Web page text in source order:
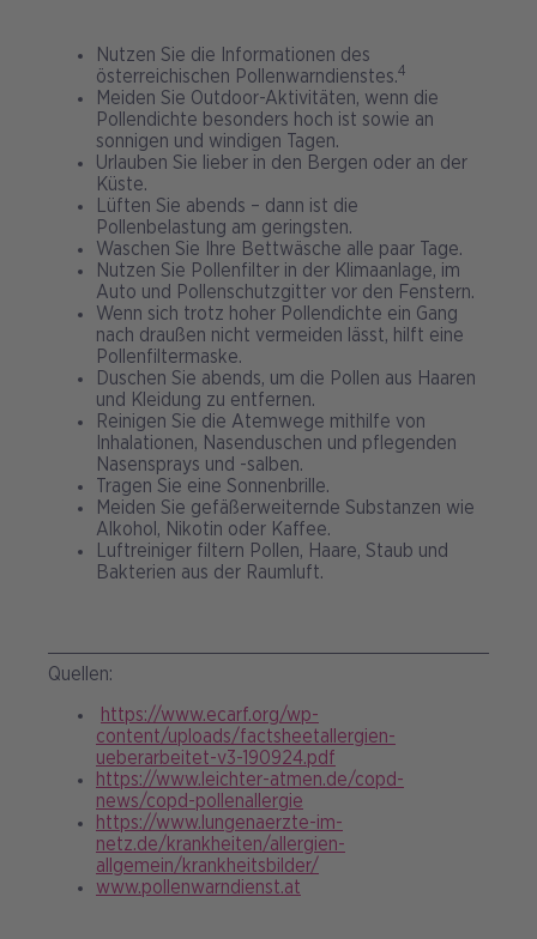
Nutzen Sie die Informationen des
österreichischen Pollenwarndienstes.4
Meiden Sie Outdoor-Aktivitäten, wenn die
Pollendichte besonders hoch ist sowie an
sonnigen und windigen Tagen.
Urlauben Sie lieber in den Bergen oder an der
Küste.
Lüften Sie abends – dann ist die
Pollenbelastung am geringsten.
Waschen Sie Ihre Bettwäsche alle paar Tage.
Nutzen Sie Pollenfilter in der Klimaanlage, im
Auto und Pollenschutzgitter vor den Fenstern.
Wenn sich trotz hoher Pollendichte ein Gang
nach draußen nicht vermeiden lässt, hilft eine
Pollenfiltermaske.
Duschen Sie abends, um die Pollen aus Haaren
und Kleidung zu entfernen.
Reinigen Sie die Atemwege mithilfe von
Inhalationen, Nasenduschen und pflegenden
Nasensprays und -salben.
Tragen Sie eine Sonnenbrille.
Meiden Sie gefäßerweiternde Substanzen wie
Alkohol, Nikotin oder Kaffee.
Luftreiniger filtern Pollen, Haare, Staub und
Bakterien aus der Raumluft.
Quellen:
https://www.ecarf.org/wp-
content/uploads/factsheetallergien-
ueberarbeitet-v3-190924.pdf
https://www.leichter-atmen.de/copd-
news/copd-pollenallergie
https://www.lungenaerzte-im-
netz.de/krankheiten/allergien-
allgemein/krankheitsbilder/
www.pollenwarndienst.at